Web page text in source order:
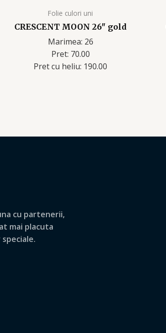
Folie culori uni
CRESCENT MOON 26″ gold
Marimea: 26
Pret: 70.00
Pret cu heliu: 190.00
cu partenerii,
mai placuta